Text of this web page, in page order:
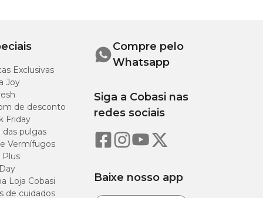
comp.
1 comp.
e 1/2 comp.
Exclusivas
Joy
de desconto
Friday
das pulgas
Vermífugos
Plus
Loja Cobasi
de cuidados
Compre pelo
Whatsapp
Siga a Cobasi nas
redes sociais
Baixe nosso app